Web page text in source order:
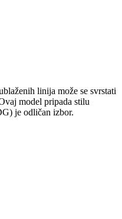
linija može se svrstati
model pripada stilu
je odličan izbor.